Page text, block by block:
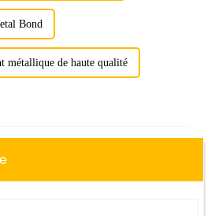
Bond
métallique de haute qualité